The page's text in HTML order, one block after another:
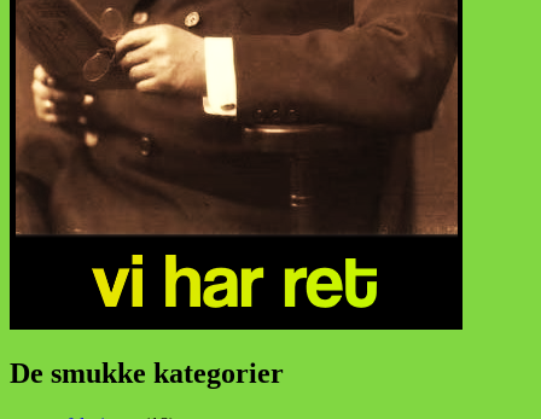
De smukke kategorier